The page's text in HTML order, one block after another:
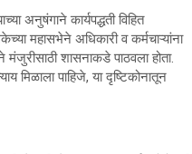
अनुषंगाने कार्यपद्धती विहित
महासभेने अधिकारी व कर्मचाऱ्यांना
शासनाकडे पाठवला होता.
मिळाला पाहिजे, या दृष्टिकोनातून